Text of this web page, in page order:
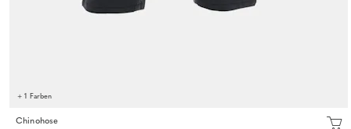
+ 1 Farben
Chinohose